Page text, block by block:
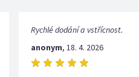
Rychlé dodání a vstřícnost.
anonym, 18. 4. 2026